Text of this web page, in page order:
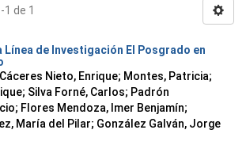
de 1
Línea de Investigación El Posgrado en
Cáceres Nieto, Enrique; Montes, Patricia;
; Silva Forné, Carlos; Padrón
; Flores Mendoza, Imer Benjamín;
María del Pilar; González Galván, Jorge